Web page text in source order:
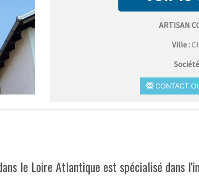
ARTISAN
Ville :
CONTACT
le Loire Atlantique est spécialisé dans